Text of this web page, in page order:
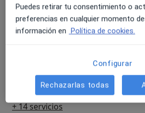
Tratamiento en problemas de
ansiedad y estrés (sesiones online)
Detalles
Tratamiento en autoestima
Detalles
+ 14 servicios
Puedes retirar tu consentimiento o
preferencias en cualquier momento
información en Política de cookies.
Configurar
Rechazarlas todas